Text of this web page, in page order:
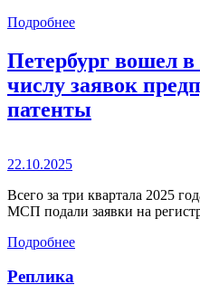
Подробнее
Петербург вошел в
числу заявок
патенты
22.10.2025
Всего за три квартала 2025
МСП подали заявки на
Подробнее
Реплика